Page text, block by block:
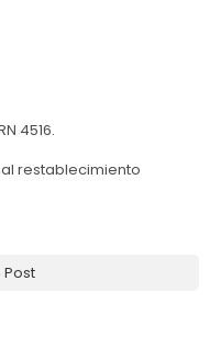
4516.
restablecimiento